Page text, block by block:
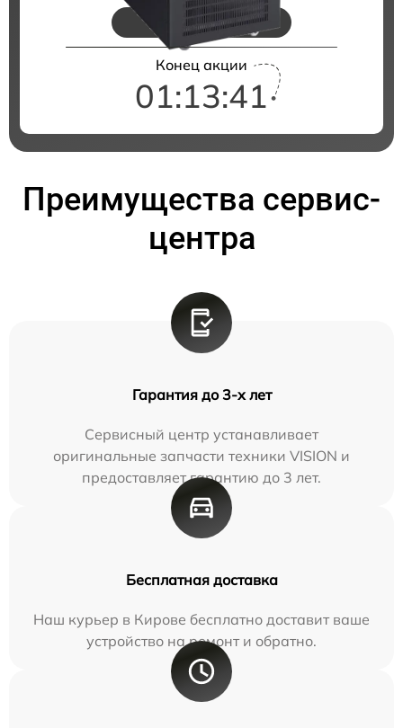
Цены на ремонт
Конец акции
01:13:40
Преимущества сервис-
центра
Гарантия до 3-х лет
Сервисный центр устанавливает
оригинальные запчасти техники VISION и
предоставляет гарантию до 3 лет.
Бесплатная доставка
Наш курьер в Кирове бесплатно доставит ваше
устройство на ремонт и обратно.